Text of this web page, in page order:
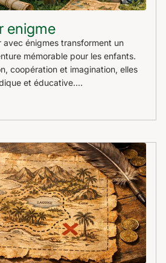
enigme
avec énigmes transforment un
mémorable pour les enfants.
coopération et imagination, elles
et éducative....